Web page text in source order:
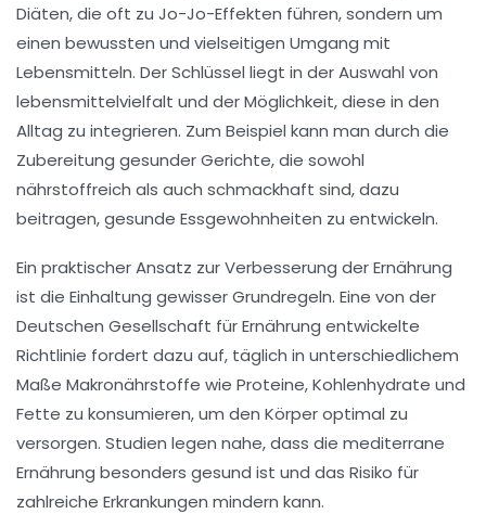
Diäten, die oft zu Jo-Jo-Effekten führen, sondern um
einen bewussten und vielseitigen Umgang mit
Lebensmitteln. Der Schlüssel liegt in der Auswahl von
lebensmittelvielfalt und der Möglichkeit, diese in den
Alltag zu integrieren. Zum Beispiel kann man durch die
Zubereitung gesunder Gerichte, die sowohl
nährstoffreich als auch schmackhaft sind, dazu
beitragen, gesunde Essgewohnheiten zu entwickeln.
Ein praktischer Ansatz zur Verbesserung der Ernährung
ist die Einhaltung gewisserGrundregeln. Eine von der
Deutschen Gesellschaft für Ernährung entwickelte
Richtlinie fordert dazu auf, täglich in unterschiedlichem
Maße Makronährstoffe wie Proteine, Kohlenhydrate und
Fette zu konsumieren, um den Körper optimal zu
versorgen. Studien legen nahe, dass die mediterrane
Ernährung besonders gesund ist und das Risiko für
zahlreiche Erkrankungen mindern kann.